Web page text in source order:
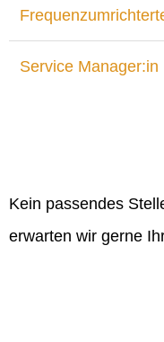
Service Manager:in
Kein passendes
erwarten wir gerne